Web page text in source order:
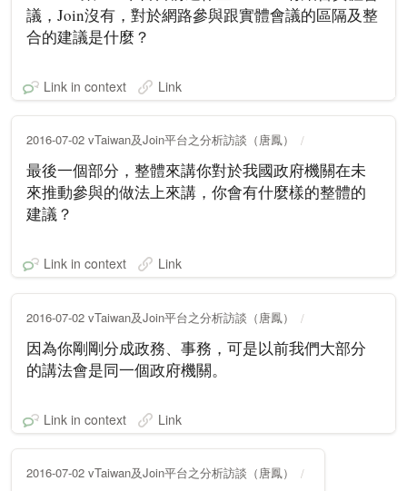
議，Join沒有，對於網路參與跟實體會議的區隔及整
合的建議是什麼？
Link in context Link
2016-07-02 vTaiwan及Join平台之分析訪談（唐鳳）
最後一個部分，整體來講你對於我國政府機關在未
來推動參與的做法上來講，你會有什麼樣的整體的
建議？
Link in context Link
2016-07-02 vTaiwan及Join平台之分析訪談（唐鳳）
因為你剛剛分成政務、事務，可是以前我們大部分
的講法會是同一個政府機關。
Link in context Link
2016-07-02 vTaiwan及Join平台之分析訪談（唐鳳）